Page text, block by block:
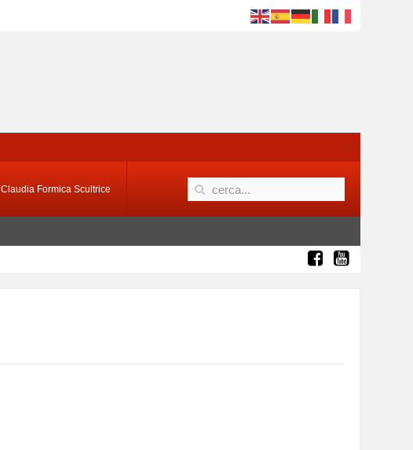
Claudia Formica Scultrice